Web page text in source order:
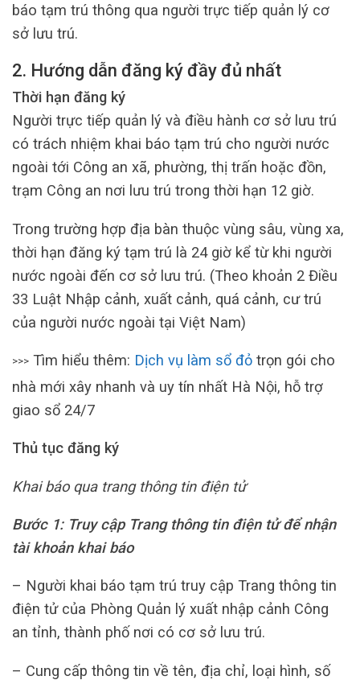
báo tạm trú thông qua người trực tiếp quản lý cơ
sở lưu trú.
2. Hướng dẫn đăng ký đầy đủ nhất
Thời hạn đăng ký
Người trực tiếp quản lý và điều hành cơ sở lưu trú
có trách nhiệm khai báo tạm trú cho người nước
ngoài tới Công an xã, phường, thị trấn hoặc đồn,
trạm Công an nơi lưu trú trong thời hạn 12 giờ.
Trong trường hợp địa bàn thuộc vùng sâu, vùng xa,
thời hạn đăng ký tạm trú là 24 giờ kể từ khi người
nước ngoài đến cơ sở lưu trú. (Theo khoản 2 Điều
33 Luật Nhập cảnh, xuất cảnh, quá cảnh, cư trú
của người nước ngoài tại Việt Nam)
>>> Tìm hiểu thêm: Dịch vụ làm sổ đỏ trọn gói cho
nhà mới xây nhanh và uy tín nhất Hà Nội, hỗ trợ
giao sổ 24/7
Thủ tục đăng ký
Khai báo qua trang thông tin điện tử
Bước 1: Truy cập Trang thông tin điện tử để nhận
tài khoản khai báo
– Người khai báo tạm trú truy cập Trang thông tin
điện tử của Phòng Quản lý xuất nhập cảnh Công
an tỉnh, thành phố nơi có cơ sở lưu trú.
– Cung cấp thông tin về tên, địa chỉ, loại hình, số